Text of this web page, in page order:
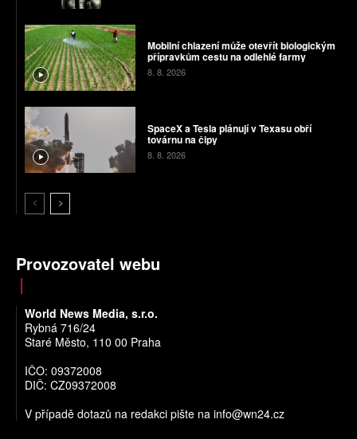
Mobilní chlazení může otevřít biologickým
přípravkům cestu na odlehlé farmy
8. 8. 2026
SpaceX a Tesla plánují v Texasu obří
továrnu na čipy
8. 8. 2026
Provozovatel webu
World News Media, s.r.o.
Rybná 716/24
Staré Město, 110 00 Praha
IČO: 09372008
DIČ: CZ09372008
V případě dotazů na redakci pište na info@wn24.cz